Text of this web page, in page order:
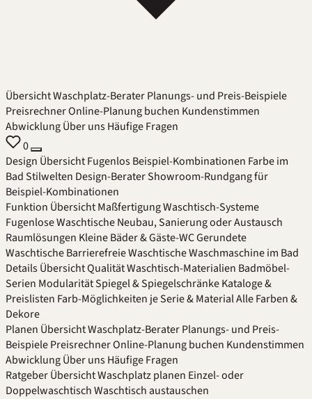
ÜbersichtWaschplatz-BeraterPlanungs- und Preis-Beispiele
PreisrechnerOnline-Planung buchen Kundenstimmen
AbwicklungÜber unsHäufige Fragen
0
Design ÜbersichtFugenlosBeispiel-Kombinationen Farbe im
BadStilwelten Design-BeraterShowroom-Rundgang für
Beispiel-Kombinationen
Funktion ÜbersichtMaßfertigungWaschtisch-Systeme
Fugenlose WaschtischeNeubau, Sanierung oder Austausch
Raumlösungen Kleine Bäder & Gäste-WCGerundete
WaschtischeBarrierefreie WaschtischeWaschmaschine im Bad
DetailsÜbersichtQualitätWaschtisch-Materialien Badmöbel-
Serien ModularitätSpiegel & SpiegelschränkeKataloge &
Preislisten Farb-Möglichkeiten je Serie & MaterialAlle Farben &
Dekore
Planen ÜbersichtWaschplatz-BeraterPlanungs- und Preis-
BeispielePreisrechnerOnline-Planung buchen Kundenstimmen
AbwicklungÜber unsHäufige Fragen
RatgeberÜbersichtWaschplatz planen Einzel- oder
DoppelwaschtischWaschtisch austauschen